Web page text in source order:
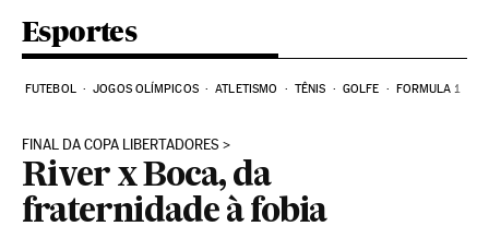
Esportes
FUTEBOL JOGOS OLÍMPICOS ATLETISMO TÊNIS GOLFE FORMULA 1
FINAL DA COPA LIBERTADORES
River x Boca, da
fraternidade à fobia